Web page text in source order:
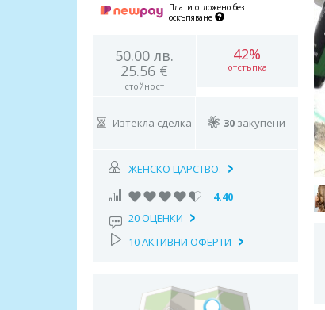
Плати отложено без
оскъпяване
50.00 лв.
25.56 €
стойност
42%
отстъпка
Изтекла сделка 30 закупени
ЖЕНСКО ЦАРСТВО.
4.40
20 ОЦЕНКИ
10 АКТИВНИ ОФЕРТИ